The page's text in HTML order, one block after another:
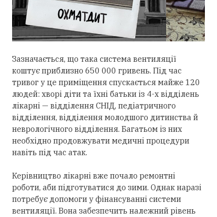
Зазначається, що така система вентиляції
коштує приблизно 650 000 гривень. Під час
тривог у це приміщення спускається майже 120
людей: хворі діти та їхні батьки із 4-х відділень
лікарні — відділення СНІД, педіатричного
відділення, відділення молодшого дитинства й
неврологічного відділення. Багатьом із них
необхідно продовжувати медичні процедури
навіть під час атак.
Керівництво лікарні вже почало ремонтні
роботи, аби підготуватися до зими. Однак наразі
потребує допомоги у фінансуванні системи
вентиляції. Вона забезпечить належний рівень